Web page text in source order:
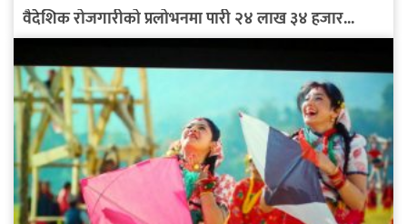
वैदेशिक रोजगारीको प्रलोभनमा पारी २४ लाख ३४ हजार...